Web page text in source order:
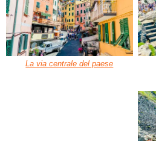
La via centrale del paese